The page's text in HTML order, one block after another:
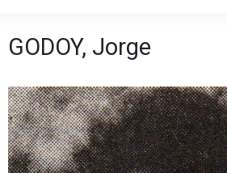
GODOY, Jorge